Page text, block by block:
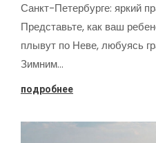
Санкт-Петербурге: яркий
Представьте, как ваш
плывут по Неве, любуясь
Зимним…
подробнее